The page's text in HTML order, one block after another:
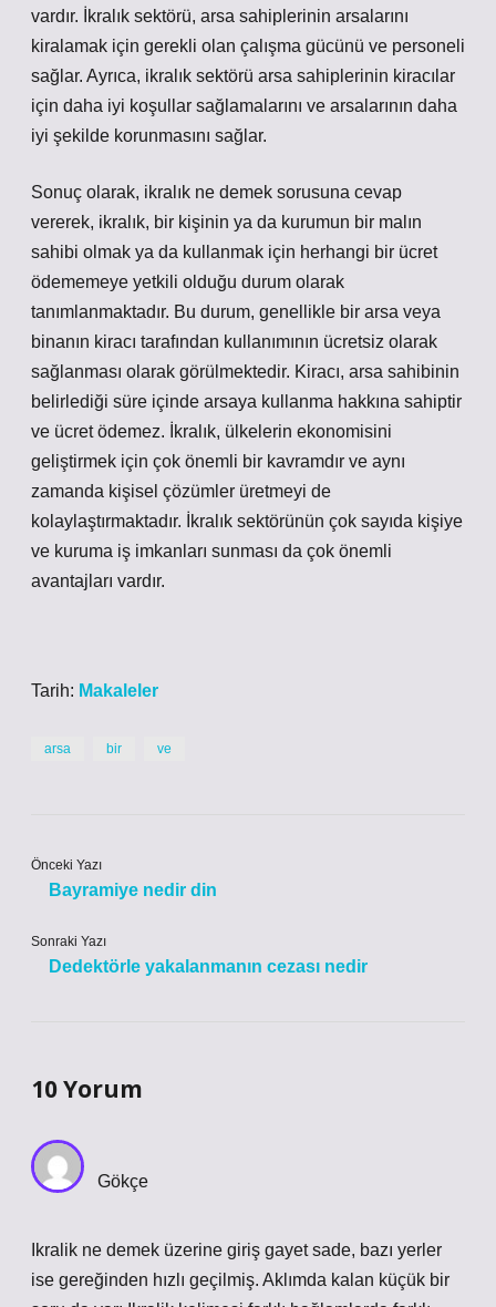
vardır. İkralık sektörü, arsa sahiplerinin arsalarını
kiralamak için gerekli olan çalışma gücünü ve personeli
sağlar. Ayrıca, ikralık sektörü arsa sahiplerinin kiracılar
için daha iyi koşullar sağlamalarını ve arsalarının daha
iyi şekilde korunmasını sağlar.
Sonuç olarak, ikralık ne demek sorusuna cevap
vererek, ikralık, bir kişinin ya da kurumun bir malın
sahibi olmak ya da kullanmak için herhangi bir ücret
ödememeye yetkili olduğu durum olarak
tanımlanmaktadır. Bu durum, genellikle bir arsa veya
binanın kiracı tarafından kullanımının ücretsiz olarak
sağlanması olarak görülmektedir. Kiracı, arsa sahibinin
belirlediği süre içinde arsaya kullanma hakkına sahiptir
ve ücret ödemez. İkralık, ülkelerin ekonomisini
geliştirmek için çok önemli bir kavramdır ve aynı
zamanda kişisel çözümler üretmeyi de
kolaylaştırmaktadır. İkralık sektörünün çok sayıda kişiye
ve kuruma iş imkanları sunması da çok önemli
avantajları vardır.
Tarih: Makaleler
arsa bir ve
Önceki Yazı
Bayramiye nedir din
Sonraki Yazı
Dedektörle yakalanmanın cezası nedir
10 Yorum
Gökçe
Ikralik ne demek üzerine giriş gayet sade, bazı yerler
ise gereğinden hızlı geçilmiş. Aklımda kalan küçük bir